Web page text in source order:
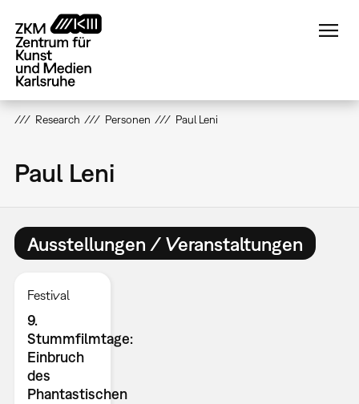
zum
Inhalt
Research Personen Paul Leni
Paul Leni
Ausstellungen / Veranstaltungen
Festival
9.
Stummfilmtage:
Einbruch
des
Phantastischen